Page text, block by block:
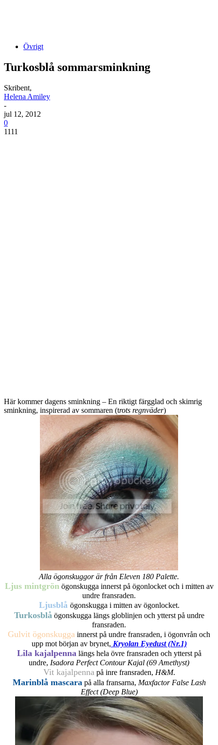
Övrigt
Turkosblå sommarsminkning
Skribent,
Helena Amiley
-
jul 12, 2012
0
1111
Här kommer dagens sminkning – En riktigt färgglad och skimrig
sminkning, inspirerad av sommaren (trots regnväder)
Alla ögonskuggor är från Eleven 180 Palette.
Ljus mintgrön ögonskugga innerst på ögonlocket och i mitten av
undre fransraden.
Ljusblå ögonskugga i mitten av ögonlocket.
Turkosblå ögonskugga längs globlinjen och ytterst på undre
fransraden.
Gulvit ögonskugga innerst på undre fransraden, i ögonvrån och
upp mot början av brynet, Kryolan Eyedust (Nr.1)
Lila kajalpenna längs hela övre fransraden och ytterst på
undre, Isadora Perfect Contour Kajal (69 Amethyst)
Vit kajalpenna på inre fransraden, H&M.
Marinblå mascara på alla fransarna, Maxfactor False Lash
Effect (Deep Blue)